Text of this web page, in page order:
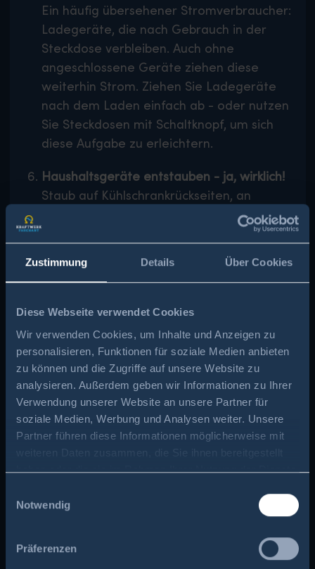
Zustimmung Details Über Cookies
Diese Webseite verwendet Cookies
Wir verwenden Cookies, um Inhalte und Anzeigen zu
personalisieren, Funktionen für soziale Medien anbieten
zu können und die Zugriffe auf unsere Website zu
analysieren. Außerdem geben wir Informationen zu Ihrer
Verwendung unserer Website an unsere Partner für
soziale Medien, Werbung und Analysen weiter. Unsere
Partner führen diese Informationen möglicherweise mit
haben oder die sie im Rahmen Ihrer Nutzung der Dienste
Notwendig
Präferenzen
Ein häufig übersehener Stromverbraucher:
Ladegeräte, die nach Gebrauch in der
Steckdose verbleiben. Auch ohne
angeschlossene Geräte ziehen diese
weiterhin Strom. Ziehen Sie Ladegeräte
nach dem Laden einfach ab - oder nutzen
Sie Steckdosen mit Schaltknopf, um sich
diese Aufgabe zu erleichtern.
Haushaltsgeräte entstauben - ja, wirklich!
Staub auf Kühlschrankrückseiten, an
Lüftungsgittern oder Klimaanlagen? Das
erhöht den Energieverbrauch. Reinigen Sie
die Rückseite Ihres Kühlschranks etwa
zweimal im Jahr und entfernen Sie Staub
Geräte effizienter und verbrauchen
weniger Strom.
Warmwasser sparen, clever sparen
Etwa 10-15 % des Stromverbrauchs im
Haushalt entfallen auf die
Warmwasseraufbereitung. Sparen Sie hier
gezielt:
Wasserverbrauch, ohne Komfort
Waschen Sie sich die Hände öfter mal
reicht das meist völlig aus.